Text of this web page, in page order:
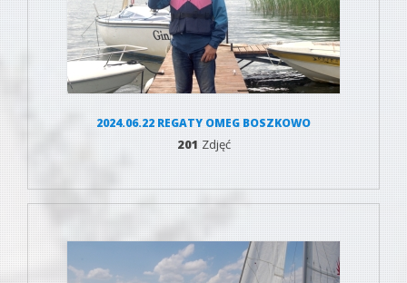
2024.06.22 REGATY OMEG BOSZKOWO
201 Zdjęć